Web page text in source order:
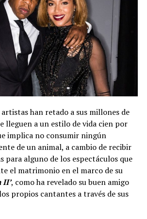
artistas han retado a sus millones de
lleguen a un estilo de vida cien por
implica no consumir ningún
de un animal, a cambio de recibir
para alguno de los espectáculos que
el matrimonio en el marco de su
II’, como ha revelado su buen amigo
propios cantantes a través de sus